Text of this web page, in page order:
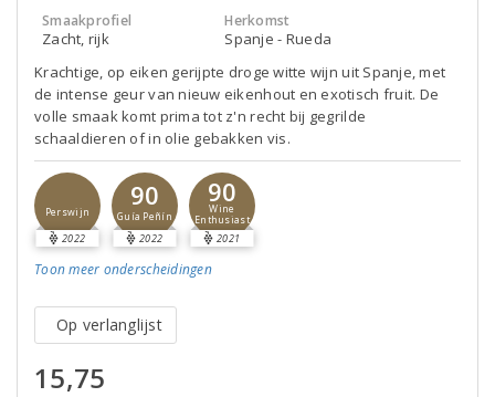
Smaakprofiel
Zacht, rijk
Herkomst
Spanje - Rueda
Krachtige, op eiken gerijpte droge witte wijn uit Spanje, met
de intense geur van nieuw eikenhout en exotisch fruit. De
volle smaak komt prima tot z'n recht bij gegrilde
schaaldieren of in olie gebakken vis.
Perswijn
2022
90
Guía Peñín
2022
90
Wine
Enthusiast
2021
Toon meer onderscheidingen
Op verlanglijst
15,75